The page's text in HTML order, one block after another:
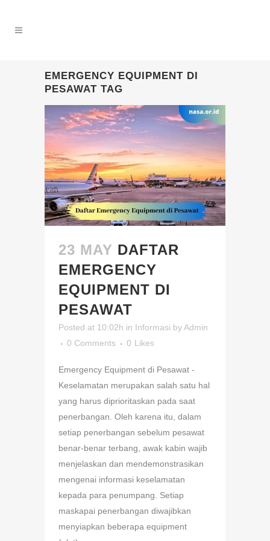
EMERGENCY EQUIPMENT DI
PESAWAT TAG
23 MAY DAFTAR
EMERGENCY
EQUIPMENT DI
PESAWAT
Posted at 10:02h in Informasi byAdmin
0 Comments
0 Likes
Emergency Equipment di Pesawat -
Keselamatan merupakan salah satu hal
yang harus diprioritaskan pada saat
penerbangan. Oleh karena itu, dalam
setiap penerbangan sebelum pesawat
benar-benar terbang, awak kabin wajib
menjelaskan dan mendemonstrasikan
mengenai informasi keselamatan
kepada para penumpang. Setiap
maskapai penerbangan diwajibkan
menyiapkan beberapa equipment